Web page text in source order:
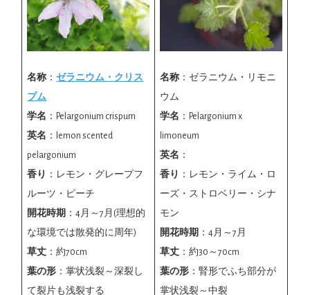
名称 ：ゼラニウム・クリス
プム
学名 ：Pelargonium crispum
英名 ：lemon scented
pelargonium
香り
：レモン・グレープフ
ルーツ・ピーチ
開花時期 ：4月～7月(理想的
な環境では散発的に周年)
草丈 ：約70cm
葉の形 ：掌状浅裂～深裂し
て裂片も浅裂する
名称 ：ゼラニウム・リモニ
ウム
学名 ：Pelargonium x
limoneum
英名 ：
香り
：レモン・ライム・ロ
ーズ・ストロベリー・シナ
モン
開花時期 ：4月～7月
草丈 ：約30～70cm
葉の形 ：腎形でふち部分が
掌状浅裂～中裂